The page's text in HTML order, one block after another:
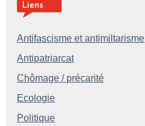
Antifascisme et antimiltarisme
Antipatriarcat
Chômage / précarité
Ecologie
Politique